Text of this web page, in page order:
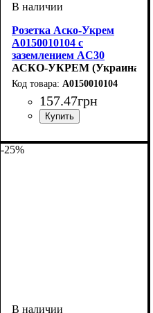
Розетка Аско-Укрем
A0150010104 с
заземлением AC30
2Р+РЕ
АСКО-УКРЕМ (Украина)
A0150010104
157.47грн
ДСТУ IEC 60884-1
-25%